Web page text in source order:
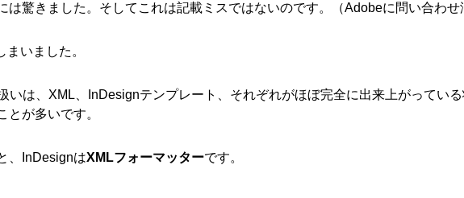
は驚きました。そしてこれは記載ミスではないのです。（Adobeに問い合わせ
いました。
いは、XML、InDesignテンプレート、それぞれがほぼ完全に出来上がってい
とが多いです。
、InDesignはXMLフォーマッターです。